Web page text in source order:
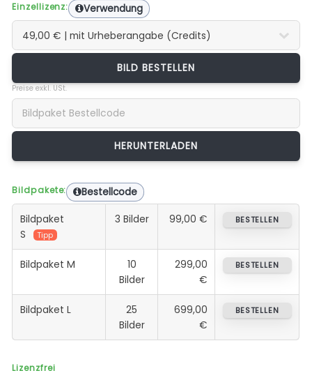
Einzellizenz: Verwendung
BILD BESTELLEN
Preise exkl. USt.
Bildpakete: Bestellcode
Bildpaket
S
Tipp
3 Bilder 99,00 € BESTELLEN
Bildpaket M
10
Bilder
299,00
€
BESTELLEN
Bildpaket L
25
Bilder
699,00
€
BESTELLEN
Lizenzfrei